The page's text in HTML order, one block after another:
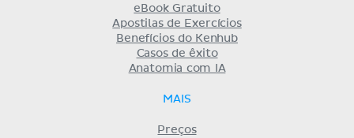
eBook Gratuito
Apostilas de Exercícios
Benefícios do Kenhub
Casos de êxito
Anatomia com IA
MAIS
Preços